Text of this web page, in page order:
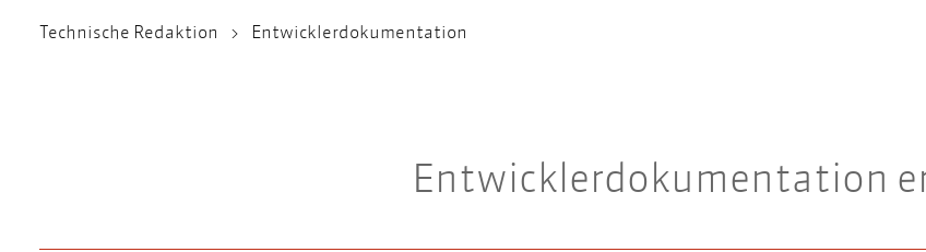
Pfadnavigation
Technische Redaktion Entwicklerdokumentation
Entwicklerdokumentation